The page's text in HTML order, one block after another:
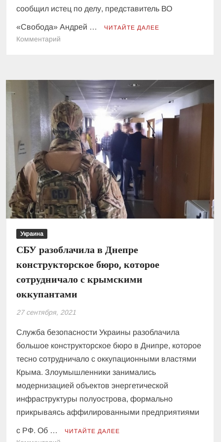
сообщил истец по делу, представитель ВО
«Свобода» Андрей … ЧИТАЙТЕ ДАЛЕЕ
Комментарий
вновь
отменил
решение
мэрии
Харькова
переименовать
проспект
Украина
СБУ разоблачила в Днепре
конструкторское бюро, которое
сотрудничало с крымскими
оккупантами
27 сентября, 2021
Служба безопасности Украины разоблачила
большое конструкторское бюро в Днипре, которое
тесно сотрудничало с оккупационными властями
Крыма. Злоумышленники занимались
модернизацией объектов энергетической
инфраструктуры полуострова, формально
прикрываясь аффилированными предприятиями
с РФ. Об … ЧИТАЙТЕ ДАЛЕЕ